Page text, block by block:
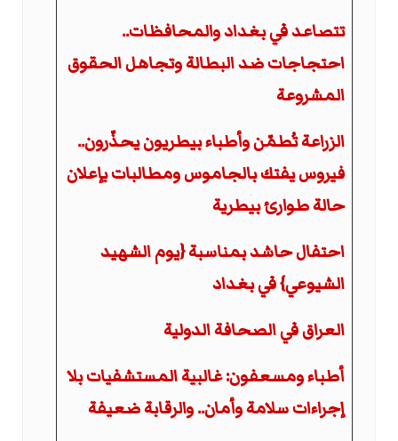
تتصاعد في بغداد والمحافظات..
احتجاجات ضد البطالة وتجاهل الحقوق
المشروعة
الزراعة تُطمّن وأطباء بيطريون يحذّرون..
فيروس يفتك بالجاموس ومطالبات بإعلان
حالة طوارئ بيطرية
احتفال حاشد بمناسبة {يوم الشهيد
الشيوعي} في بغداد
العراق في الصحافة الدولية
أطباء ومسعفون: غالبية المستشفيات بلا
إجراءات سلامة وأمان.. والرقابة ضعيفة